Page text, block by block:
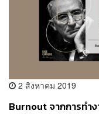
2 สิงหาคม 2019
Burnout จากการทำ